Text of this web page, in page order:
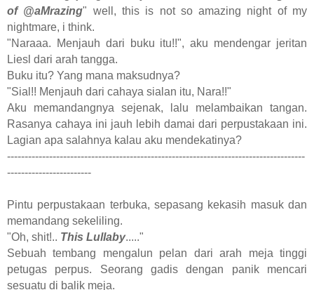
of @aMrazing" well, this is not so amazing night of my
nightmare, i think.
"Naraaa. Menjauh dari buku itu!!", aku mendengar jeritan
Liesl dari arah tangga.
Buku itu? Yang mana maksudnya?
"Sial!! Menjauh dari cahaya sialan itu, Nara!!"
Aku memandangnya sejenak, lalu melambaikan tangan.
Rasanya cahaya ini jauh lebih damai dari perpustakaan ini.
Lagian apa salahnya kalau aku mendekatinya?
-------------------------------------------------------------------------------------
------------------------
Pintu perpustakaan terbuka, sepasang kekasih masuk dan
memandang sekeliling.
"Oh, shit!.. This Lullaby....."
Sebuah tembang mengalun pelan dari arah meja tinggi
petugas perpus. Seorang gadis dengan panik mencari
sesuatu di balik meja.